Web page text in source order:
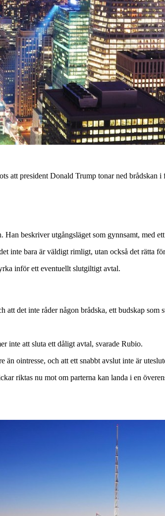
att president Donald Trump tonar ned brådskan i
beskriver utgångsläget som gynnsamt, med
inte bara är väldigt rimligt, utan också det rätta
inför ett eventuellt slutgiltigt avtal.
det inte råder någon brådska, ett budskap
inte att sluta ett dåligt avtal, svarade Rubio.
ointresse, och att ett snabbt avslut inte är
riktas nu mot om parterna kan landa i en